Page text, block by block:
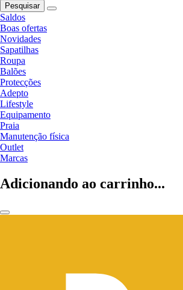
Pesquisar
Saldos
Boas ofertas
Novidades
Sapatilhas
Roupa
Balões
Protecções
Adepto
Lifestyle
Equipamento
Praia
Manutenção física
Outlet
Marcas
Adicionando ao carrinho...